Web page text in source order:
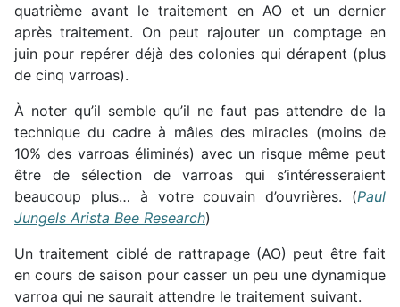
quatrième avant le traitement en AO et un dernier
après traitement. On peut rajouter un comptage en
juin pour repérer déjà des colonies qui dérapent (plus
de cinq varroas).
À noter qu’il semble qu’il ne faut pas attendre de la
technique du cadre à mâles des miracles (moins de
10% des varroas éliminés) avec un risque même peut
être de sélection de varroas qui s’intéresseraient
beaucoup plus… à votre couvain d’ouvrières. (Paul
Jungels Arista Bee Research)
Un traitement ciblé de rattrapage (AO) peut être fait
en cours de saison pour casser un peu une dynamique
varroa qui ne saurait attendre le traitement suivant.